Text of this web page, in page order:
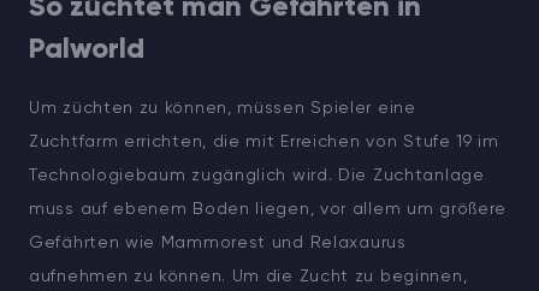
So züchtet man Gefährten in
Palworld
Um züchten zu können, müssen Spieler eine
Zuchtfarm errichten, die mit Erreichen von Stufe 19 im
Technologiebaum zugänglich wird. Die Zuchtanlage
muss auf ebenem Boden liegen, vor allem um größere
Gefährten wie Mammorest und Relaxaurus
aufnehmen zu können. Um die Zucht zu beginnen,